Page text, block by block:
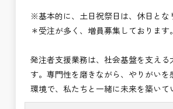
■発注者支援業務＜希望する業務をお
い。＞
・＜急募＞資料作成業務
・NEXCO（ネクスコ）施工管理
・NEXCO（ネクスコ）点検業務
※基本的に、土日祝祭日は、休日とな
＊受注が多く、増員募集しております。
発注者支援業務は、社会基盤を支える
す。専門性を磨きながら、やりがいを
環境で、私たちと一緒に未来を築いて